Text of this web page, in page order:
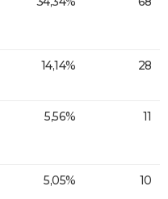
14,14% 28
5,56% 11
5,05% 10